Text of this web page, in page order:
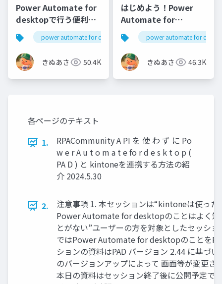
Power Automate for
desktopで行う便利な
PDF処理をまとめてご
紹介
power automate for desktop pad pa4d
きぬあさ 50.4K
はじめよう！Power
Automate for
desktop ～未経験者向
け～
power automate for
きぬあさ 46.3K
各ページのテキスト
1.
RPACommunity A PI を 使 わ ず に Po
w e r A u t o m a t e fo r d e s k t o p (
PA D ) と kintoneを連携する方法の紹
介 2024.5.30
2.
注意事項 1. 本セッションは“kintoneは使った
Power Automate for desktopのことはよく知
とがない”ユーザーの方を対象としたセッシ
ではPower Automate for desktopのことを
ションの資料はPAD バージョン 2.44 に基づ
のバージョンアップによって 画面等が変更さ
本日の資料はセッション終了後に公開予定で